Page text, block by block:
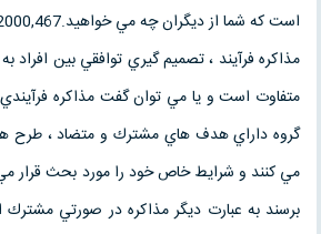
است كه شما از ديگران چه مي خواهيد.pullins & etal,2000,467))
مذاكره فرآيند ، تصميم گيري توافقي بين افراد
متفاوت است و يا مي توان گفت مذاكره
گروه داراي هدف هاي مشترك و متضاد ، طرح
مي كنند و شرايط خاص خود را مورد بحث قرار مي
برسند به عبارت ديگر مذاكره در صورتي